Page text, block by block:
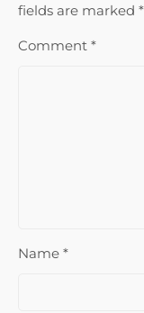
fields are marked *
Comment *
Name *